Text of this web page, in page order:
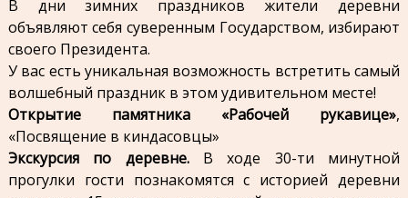
В дни зимних праздников жители деревни
объявляют себя суверенным Государством, избирают
своего Президента.
У вас есть уникальная возможность встретить самый
волшебный праздник в этом удивительном месте!
Открытие памятника «Рабочей рукавице»,
«Посвящение в киндасовцы»
Экскурсия по деревне.В ходе 30-ти минутной
прогулки гости познакомятся с историей деревни